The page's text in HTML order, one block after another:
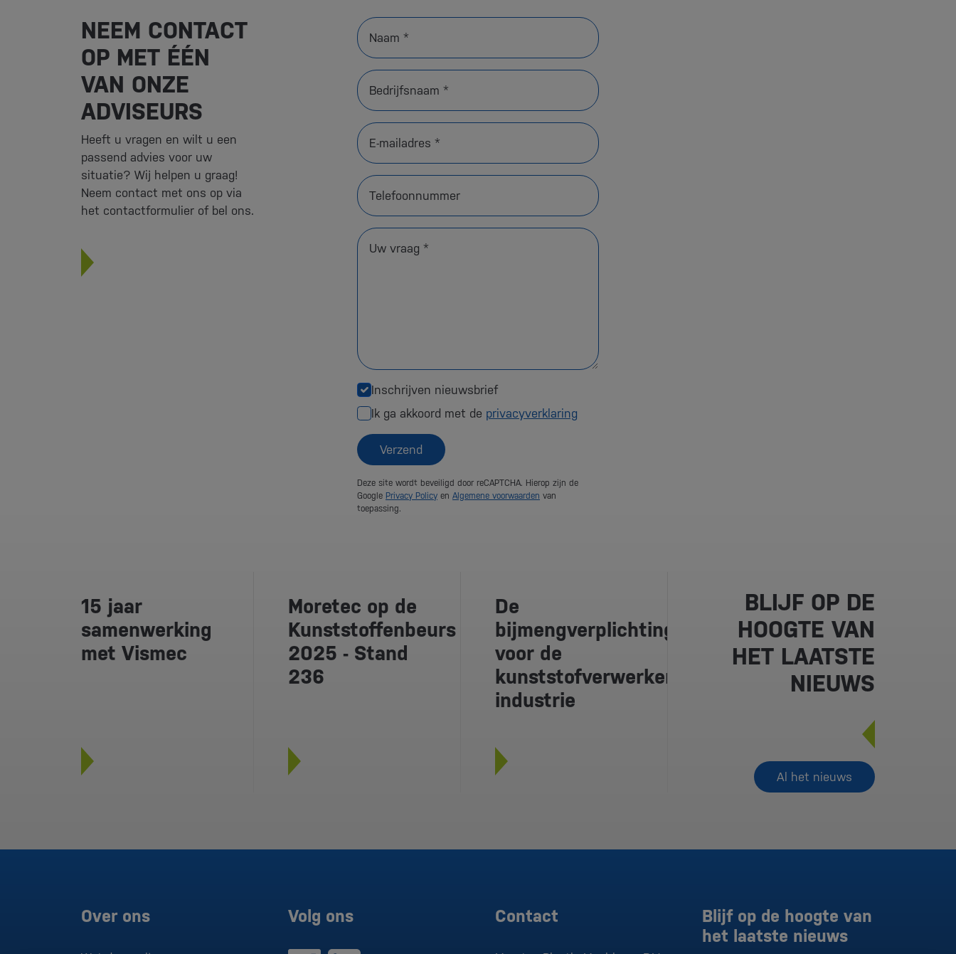
NEEM CONTACT
OP MET ÉÉN
VAN ONZE
ADVISEURS
Heeft u vragen en wilt u een
passend advies voor uw
situatie? Wij helpen u graag!
Neem contact met ons op via
het contactformulier of bel ons.
Naam *
Bedrijfsnaam *
E-mailadres *
Telefoonnummer
Uw vraag *
Inschrijven nieuwsbrief
Ik ga akkoord met de privacyverklaring
Verzend
Deze site wordt beveiligd door reCAPTCHA. Hierop zijn de
Google Privacy Policy en Algemene voorwaarden van
toepassing.
15 jaar
samenwerking
met Vismec
Moretec op de
Kunststoffenbeurs
2025 - Stand
236
De
bijmengverplichting
voor de
kunststofverwerkende
industrie
BLIJF OP DE
HOOGTE VAN
HET LAATSTE
NIEUWS
Al het nieuws
Over ons Volg ons Contact
Blijf op de hoogte van
het laatste nieuws